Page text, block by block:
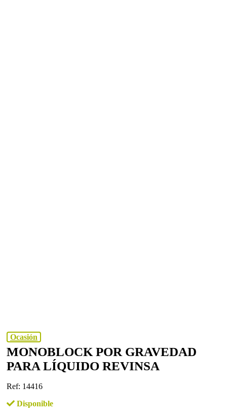
Ocasión
MONOBLOCK POR GRAVEDAD
PARA LÍQUIDO REVINSA
Ref: 14416
Disponible